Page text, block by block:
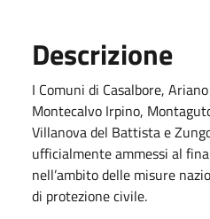
Descrizione
I Comuni di Casalbore,
Montecalvo Irpino,
Villanova del Battista e
ufficialmente ammessi al
nell’ambito delle misure
di protezione civile.